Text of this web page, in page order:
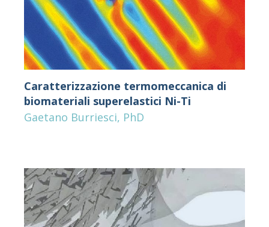
Caratterizzazione termomeccanica di
biomateriali superelastici Ni-Ti
Gaetano Burriesci, PhD